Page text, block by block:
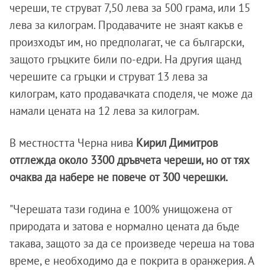
череши, те струват 7,50 лева за 500 грама, или 15
лева за килограм. Продавачите не знаят какъв е
произходът им, но предполагат, че са български,
защото гръцките били по-едри. На другия щанд
черешите са гръцки и струват 13 лева за
килограм, като продавачката споделя, че може да
намали цената на 12 лева за килограм.
В местността Черна нива Кирил Димитров
отглежда около 3300 дръвчета череши, но от тях
очаква да набере не повече от 300 черешки.
"Черешата тази година е 100% унищожена от
природата и затова е нормално цената да бъде
такава, защото за да се произведе череша на това
време, е необходимо да е покрита в оранжерия. А